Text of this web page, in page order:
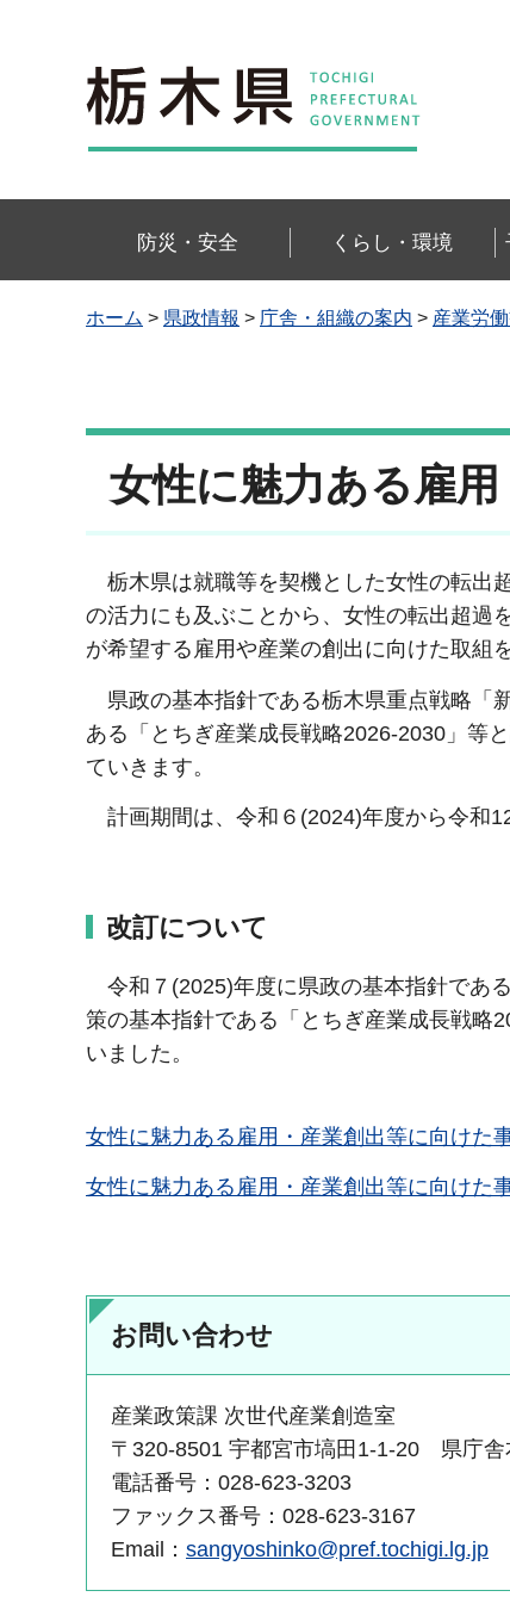
栃木県
防災・安全 くらし・環境
ホーム > 県政情報 > 庁舎・組織の案内 > 産業労
女性に魅力ある雇
栃木県は就職等を契機とした女性の転出
の活力にも及ぶことから、女性の転出超過
が希望する雇用や産業の創出に向けた取組
県政の基本指針である栃木県重点戦略「
ある「とちぎ産業成長戦略2026-2030」等
ていきます。
計画期間は、令和６(2024)年度から令和
改訂について
令和７(2025)年度に県政の基本指針であ
策の基本指針である「とちぎ産業成長戦略
いました。
女性に魅力ある雇用・産業創出等に向けた
女性に魅力ある雇用・産業創出等に向けた
お問い合わせ
産業政策課 次世代産業創造室
〒320-8501 宇都宮市塙田1-1-20 県庁舎
電話番号：028-623-3203
ファックス番号：028-623-3167
Email： sangyoshinko@pref.tochigi.lg.jp